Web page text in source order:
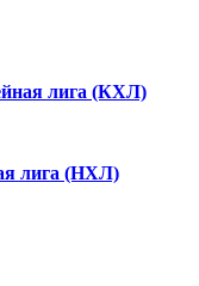
лига (КХЛ)
лига (НХЛ)